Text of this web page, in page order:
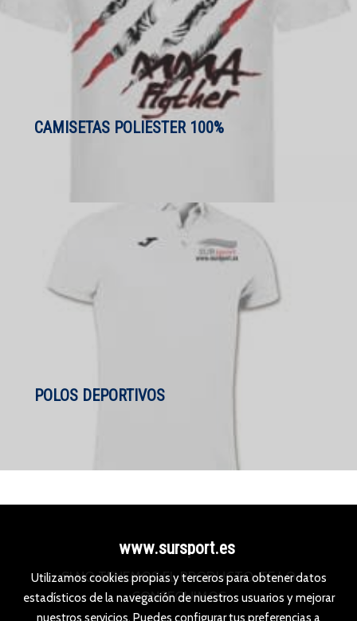
CAMISETAS POLIESTER 100%
POLOS DEPORTIVOS
www.sursport.es
SI NO TENEMOS EL PRODUCTO, TE LO
CONSEGUIMOS
Utilizamos cookies propias y terceros para obtener datos
estadísticos de la navegación de nuestros usuarios y mejorar
nuestros servicios. Puedes configurar tus preferencias a